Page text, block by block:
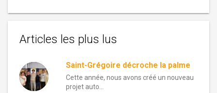
Articles les plus lus
Saint-Grégoire décroche la palme
Cette année, nous avons créé un nouveau
projet auto...